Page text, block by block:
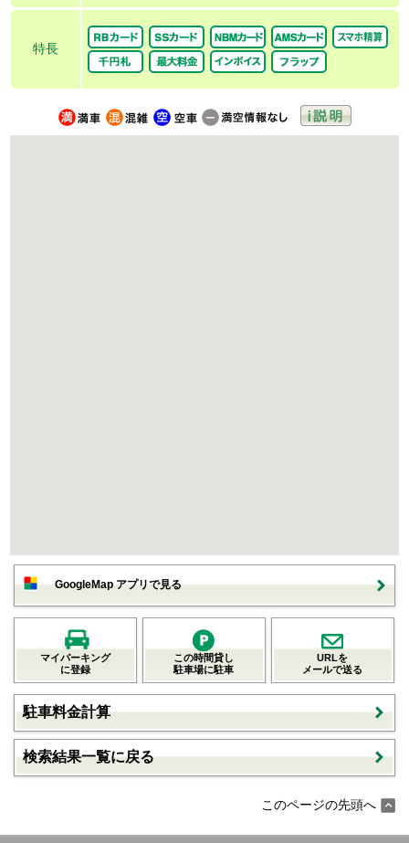
特長
GoogleMap アプリで見る
マイパーキング
に登録
この時間貸し
駐車場に駐車
URLを
メールで送る
駐車料金計算
検索結果一覧に戻る
このページの先頭へ